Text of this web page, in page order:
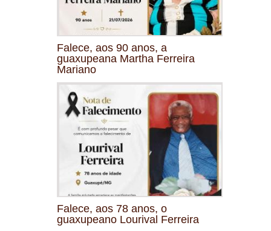
Falece, aos 90 anos, a
guaxupeana Martha Ferreira
Mariano
Falece, aos 78 anos, o
guaxupeano Lourival Ferreira